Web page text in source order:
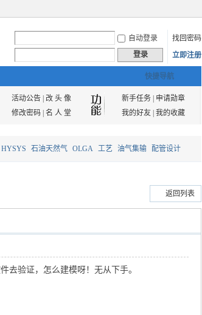
自动登录
找回密码
登录 立即注册
快捷导航
活动公告| 改 头 像 新手任务|
申请勋章
修改密码| 名 人 堂 我的好友| 我的收藏
HYSYS 石油天然气 OLGA 工艺 油气集输 配管设计
返回列表
去验证，怎么建模呀！无从下手。